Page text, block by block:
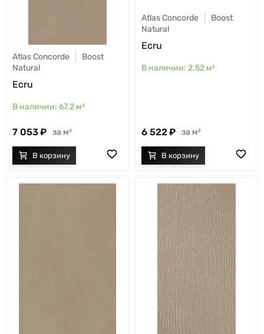
Atlas Concorde
Boost
Natural
Ecru
67.2 м²
7 053 м²
Atlas Concorde
Boost
Natural
Ecru
2.52 м²
6 522 м²